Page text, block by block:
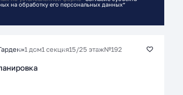
на обработку его персональных данных”
1 дом1 секция15/25 этаж№192